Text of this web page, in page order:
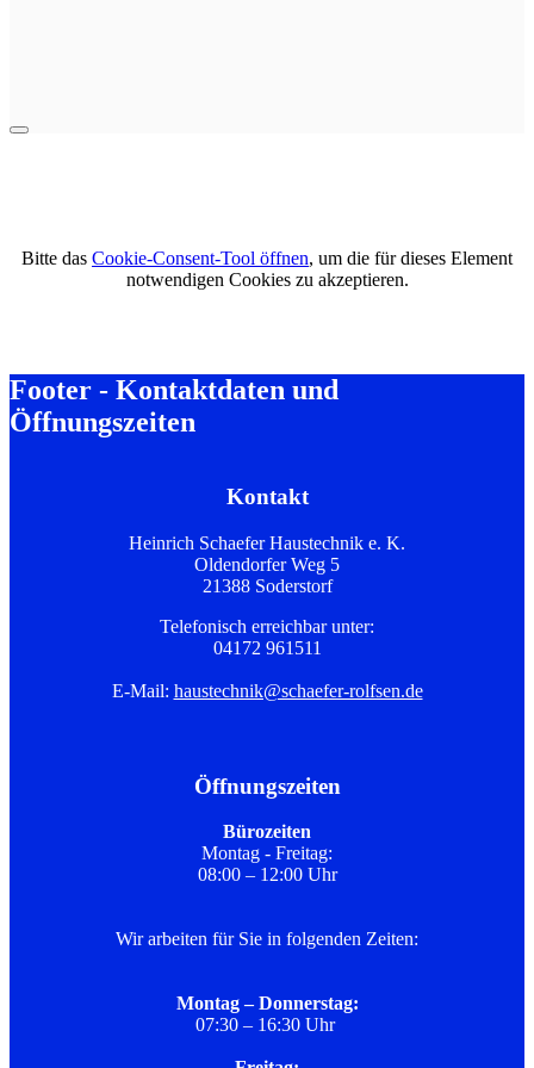
Bitte das Cookie-Consent-Tool öffnen, um die für dieses Element
notwendigen Cookies zu akzeptieren.
Footer - Kontaktdaten und
Öffnungszeiten
Kontakt
Heinrich Schaefer Haustechnik e. K.
Oldendorfer Weg 5
21388 Soderstorf
Telefonisch erreichbar unter:
04172 961511
E-Mail: haustechnik@schaefer-rolfsen.de
Öffnungszeiten
Bürozeiten
Montag - Freitag:
08:00 – 12:00 Uhr
Wir arbeiten für Sie in folgenden Zeiten:
Montag – Donnerstag:
07:30 – 16:30 Uhr